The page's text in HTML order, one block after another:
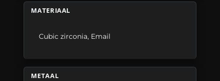
MATERIAAL
Cubic zirconia, Email
METAAL